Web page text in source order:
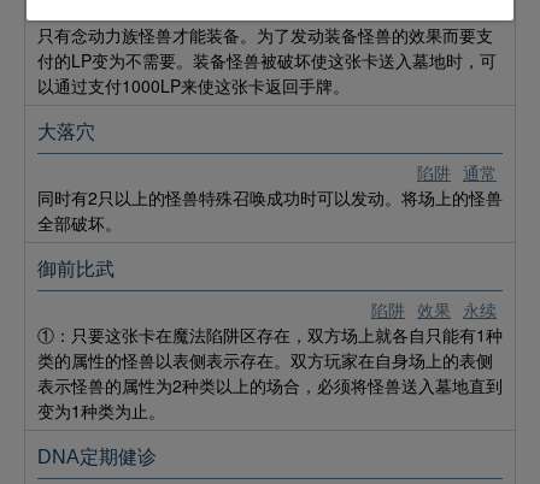
只有念动力族怪兽才能装备。为了发动装备怪兽的效果而要支
付的LP变为不需要。装备怪兽被破坏使这张卡送入墓地时，可
以通过支付1000LP来使这张卡返回手牌。
陷阱 通常
大落穴
同时有2只以上的怪兽特殊召唤成功时可以发动。将场上的怪兽
全部破坏。
陷阱 效果 永续
御前比武
①：只要这张卡在魔法陷阱区存在，双方场上就各自只能有1种
类的属性的怪兽以表侧表示存在。双方玩家在自身场上的表侧
表示怪兽的属性为2种类以上的场合，必须将怪兽送入墓地直到
变为1种类为止。
DNA定期健诊